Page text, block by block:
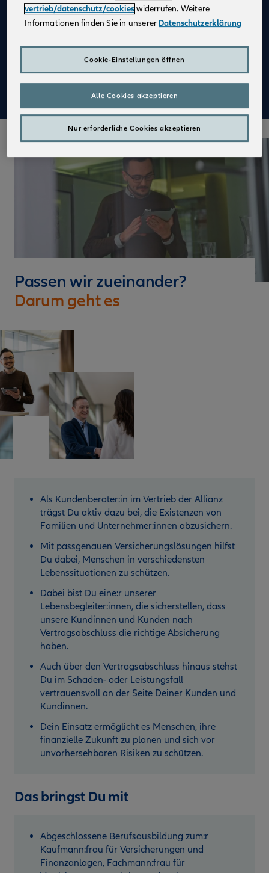
Karriereentwicklung: Entwickle Dich gezielt weiter –
durch regelmäßige Gespräche und transparente
Zusammenarbeit und die Grundlage für Deinen
individuellen Karriereweg.
Mehr zu Deinen Vorteilen im Vertrieb der Allianz
Passen wir zueinander?
Darum geht es
Als Kundenberater:in im Vertrieb der Allianz
trägst Du aktiv dazu bei, die Existenzen von
Familien und Unternehmer:innen abzusichern.
Mit passgenauen Versicherungslösungen hilfst
Du dabei, Menschen in verschiedensten
Lebenssituationen zu schützen.
Dabei bist Du eine:r unserer
Lebensbegleiter:innen, die sicherstellen, dass
unsere Kundinnen und Kunden nach
Vertragsabschluss die richtige Absicherung
haben.
Auch über den Vertragsabschluss hinaus stehst
Du im Schaden- oder Leistungsfall
vertrauensvoll an der Seite Deiner Kunden und
Kundinnen.
Dein Einsatz ermöglicht es Menschen, ihre
finanzielle Zukunft zu planen und sich vor
unvorhersehbaren Risiken zu schützen.
Das bringst Du mit
Abgeschlossene Berufsausbildung zum:r
Kaufmann:frau für Versicherungen und
Finanzanlagen, Fachmann:frau für
vertrieb/datenschutz/cookieswiderrufen. Weitere
Informationen finden Sie in unserer Datenschutzerklärung
Cookie-Einstellungen öffnen
Nur erforderliche Cookies akzeptieren
Alle Cookies akzeptieren